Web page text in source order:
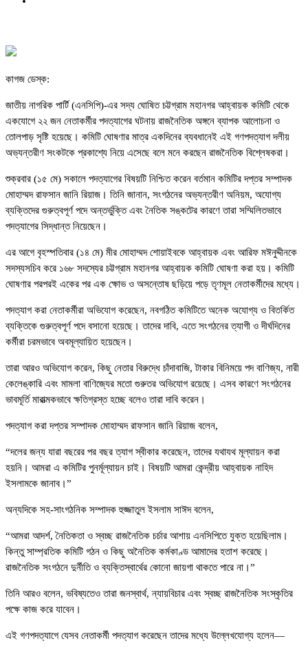
কাগজ ডেস্ক:
জাতীয় নাগরিক পার্টি (এনসিপি)-এর সদ্য ঘোষিত চট্টগ্রাম মহানগর আহ্বায়ক কমিটি থেকে
একযোগে ২২ জন নেতাকর্মীর পদত্যাগের ঘটনায় রাজনৈতিক অঙ্গনে ব্যাপক আলোচনা ও
তোলপাড় সৃষ্টি হয়েছে। কমিটি ঘোষণার মাত্র একদিনের ব্যবধানেই এই গণপদত্যাগ দলীয়
অভ্যন্তরীণ সংকটকে প্রকাশ্যে নিয়ে এসেছে বলে মনে করছেন রাজনৈতিক বিশ্লেষকরা।
শুক্রবার (১৫ মে) সকালে পদত্যাগের বিষয়টি নিশ্চিত করেন বর্তমান কমিটির দপ্তর সম্পাদক
মোহাম্মদ রাফসান জানি রিয়াজ। তিনি জানান, সংগঠনের অভ্যন্তরীণ অনিয়ম, অযোগ্য
ব্যক্তিদের গুরুত্বপূর্ণ পদে অন্তর্ভুক্তি এবং নৈতিক সঙ্কটের কারণে তারা সম্মিলিতভাবে
পদত্যাগের সিদ্ধান্ত নিয়েছেন।
এর আগে বৃহস্পতিবার (১৪ মে) মীর মোহাম্মদ শোয়াইবকে আহ্বায়ক এবং আরিফ মঈনুদ্দীনকে
সদস্যসচিব করে ১৬৮ সদস্যের চট্টগ্রাম মহানগর আহ্বায়ক কমিটি ঘোষণা করা হয়। কমিটি
ঘোষণার পরপরই একের পর এক ক্ষোভ ও অসন্তোষ ছড়িয়ে পড়ে তৃণমূল নেতাকর্মীদের মধ্যে।
পদত্যাগ করা নেতাকর্মীরা অভিযোগ করেছেন, নবগঠিত কমিটিতে অনেক অযোগ্য ও বিতর্কিত
ব্যক্তিকে গুরুত্বপূর্ণ পদে বসানো হয়েছে। তাদের দাবি, এতে সংগঠনের ত্যাগী ও দীর্ঘদিনের
কর্মীরা চরমভাবে অবমূল্যায়িত হয়েছেন।
তারা আরও অভিযোগ করেন, কিছু নেতার বিরুদ্ধে চাঁদাবাজি, টাকার বিনিময়ে পদ বাণিজ্য, নারী
কেলেঙ্কারি এবং মামলা বাণিজ্যের মতো গুরুতর অভিযোগ রয়েছে। এসব কারণে সংগঠনের
ভাবমূর্তি মারাত্মকভাবে ক্ষতিগ্রস্ত হচ্ছে বলেও তারা দাবি করেন।
পদত্যাগ করা দপ্তর সম্পাদক মোহাম্মদ রাফসান জানি রিয়াজ বলেন,
“দলের জন্য যারা বছরের পর বছর ত্যাগ স্বীকার করেছেন, তাদের যথাযথ মূল্যায়ন করা
হয়নি। আমরা এ কমিটির পুনর্মূল্যায়ন চাই। বিষয়টি আমরা কেন্দ্রীয় আহ্বায়ক নাহিদ
ইসলামকে জানাব।”
অন্যদিকে সহ-সাংগঠনিক সম্পাদক হুজ্জাতুল ইসলাম সাঈদ বলেন,
“আমরা আদর্শ, নৈতিকতা ও স্বচ্ছ রাজনৈতিক চর্চার আশায় এনসিপিতে যুক্ত হয়েছিলাম।
কিন্তু সাম্প্রতিক কমিটি গঠন ও কিছু অনৈতিক কর্মকাণ্ড আমাদের হতাশ করেছে।
রাজনৈতিক সংগঠনে দুর্নীতি ও ব্যক্তিস্বার্থের কোনো জায়গা থাকতে পারে না।”
তিনি আরও বলেন, ভবিষ্যতেও তারা জনস্বার্থ, ন্যায়বিচার এবং স্বচ্ছ রাজনৈতিক সংস্কৃতির
পক্ষে কাজ করে যাবেন।
এই গণপদত্যাগে যেসব নেতাকর্মী পদত্যাগ করেছেন তাদের মধ্যে উল্লেখযোগ্য হলেন—